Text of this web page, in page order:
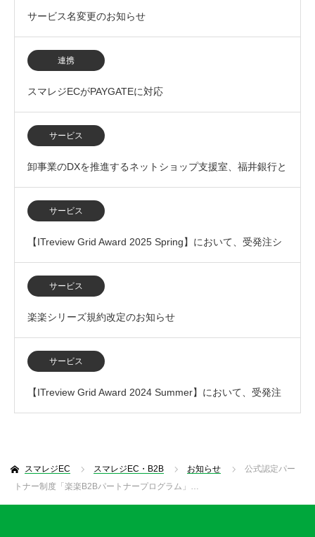
サービス名変更のお知らせ
連携
スマレジECがPAYGATEに対応
サービス
卸事業のDXを推進するネットショップ支援室、福井銀行と
の業務提携を開始
サービス
【ITreview Grid Award 2025 Spring】において、受発注シ
ステム部門で「L…
サービス
楽楽シリーズ規約改定のお知らせ
サービス
【ITreview Grid Award 2024 Summer】において、受発注
スマレジEC スマレジEC・B2B お知らせ
公式認定パー
トナー制度「楽楽B2Bパートナープログラム」…